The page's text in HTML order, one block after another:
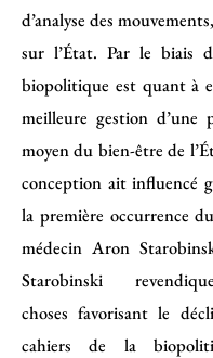
d’analyse des
sur l’État. Par le biais
biopolitique est quant à
meilleure gestion
moyen du bien-être de
conception ait influencé
la première occurrence
médecin Aron
Starobinski
choses favorisant le
cahiers de la